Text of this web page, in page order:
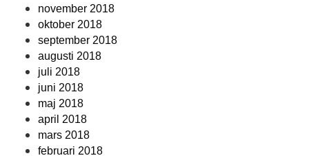
november 2018
oktober 2018
september 2018
augusti 2018
juli 2018
juni 2018
maj 2018
april 2018
mars 2018
februari 2018